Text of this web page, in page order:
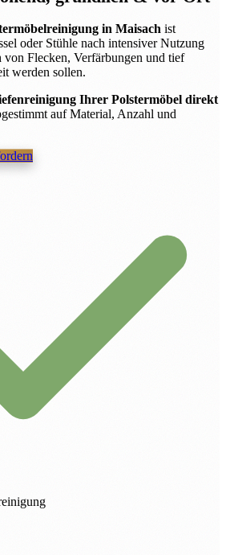
in Maisach ist
oder Stühle nach intensiver Nutzung
Flecken, Verfärbungen und tief
werden sollen.
Ihrer Polstermöbel direkt
auf Material, Anzahl und